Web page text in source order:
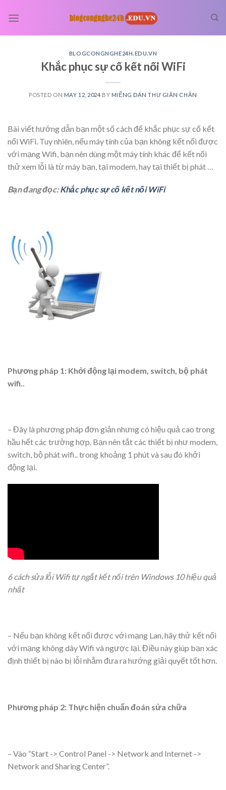
BLOGCONGNGHE24H.EDU.VN
Khắc phục sự cố kết nối WiFi
POSTED ON MAY 12, 2024 BY MIẾNG DÁN THƯ GIÃN CHÂN
Bài viết hướng dẫn bạn một số cách để khắc phục sự cố kết
nối WiFi. Tuy nhiên, nếu máy tính của bạn không kết nối được
với mạng Wifi, bạn nên dùng một máy tính khác để kết nối
thử xem lỗi là từ máy bạn, tại modem, hay tại thiết bị phát …
Bạn đang đọc:Khắc phục sự cố kết nối WiFi
Phương pháp 1: Khởi động lại modem, switch, bộ phát
wifi..
– Đây là phương pháp đơn giản nhưng có hiệu quả cao trong
hầu hết các trường hợp. Bạn nên tắt các thiết bị như modem,
switch, bộ phát wifi.. trong khoảng 1 phút và sau đó khởi
động lại.
6 cách sửa lỗi Wifi tự ngắt kết nối trên Windows 10 hiệu quả
nhất
– Nếu bạn không kết nối được với mạng Lan, hãy thử kết nối
với mạng không dây Wifi và ngược lại. Điều này giúp bạn xác
định thiết bị nào bị lỗi nhằm đưa ra hướng giải quyết tốt hơn.
Phương pháp 2: Thực hiện chuẩn đoán sửa chữa
– Vào “Start -> Control Panel -> Network and Internet ->
Network and Sharing Center”.